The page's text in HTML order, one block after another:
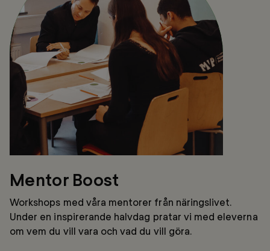
Mentor Boost
Workshops med våra mentorer från näringslivet.
Under en inspirerande halvdag pratar vi med eleverna
om vem du vill vara och vad du vill göra.